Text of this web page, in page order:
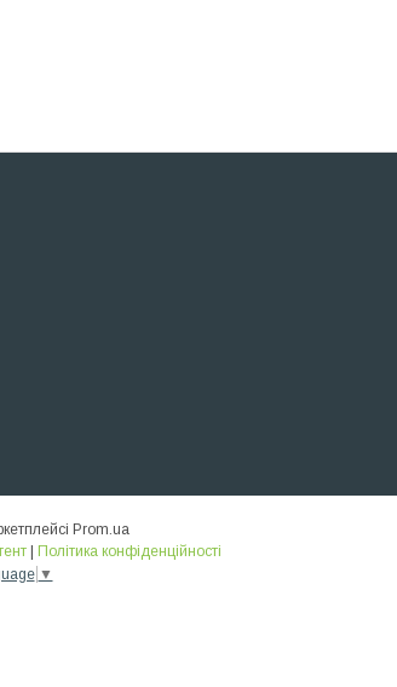
Prom.ua
| Політика конфіденційності
▼